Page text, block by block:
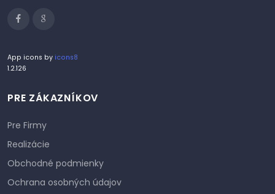
App icons by icons8
1.2.126
PRE ZÁKAZNÍKOV
Pre Firmy
Realizácie
Obchodné podmienky
Ochrana osobných údajov